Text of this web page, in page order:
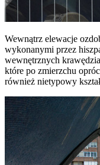
Wewnątrz elewacje
wykonanymi przez
wewnętrznych
które po zmierzchu
również nietypowy